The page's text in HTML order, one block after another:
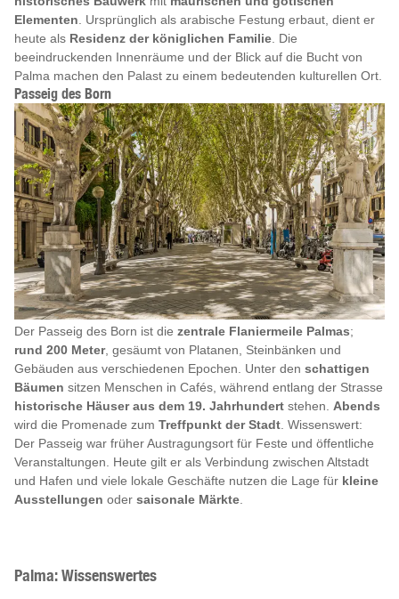
Elementen . Ursprünglich als arabische Festung erbaut, dient er
heute als Residenz der königlichen Familie . Die
beeindruckenden Innenräume und der Blick auf die Bucht von
Palma machen den Palast zu einem bedeutenden kulturellen Ort.
Passeig des Born
Der Passeig des Born ist die zentrale Flaniermeile Palmas;
rund 200 Meter, gesäumt von Platanen, Steinbänken und
Gebäuden aus verschiedenen Epochen. Unter den schattigen
Bäumen sitzen Menschen in Cafés, während entlang der Strasse
historische Häuser aus dem 19. Jahrhundert stehen. Abends
wird die Promenade zum Treffpunkt der Stadt. Wissenswert:
Der Passeig war früher Austragungsort für Feste und öffentliche
Veranstaltungen. Heute gilt er als Verbindung zwischen Altstadt
und Hafen und viele lokale Geschäfte nutzen die Lage für kleine
Ausstellungen oder saisonale Märkte.
Palma: Wissenswertes